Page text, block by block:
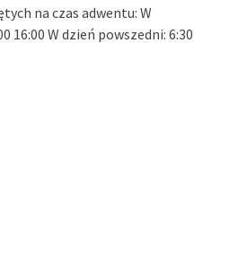
na czas adwentu: W
16:00 W dzień powszedni: 6:30